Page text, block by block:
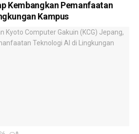
Kembangkan Pemanfaatan
Kampus